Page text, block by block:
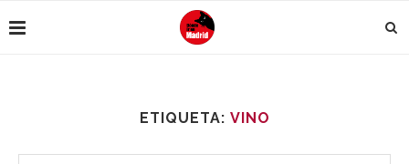
ETIQUETA: VINO